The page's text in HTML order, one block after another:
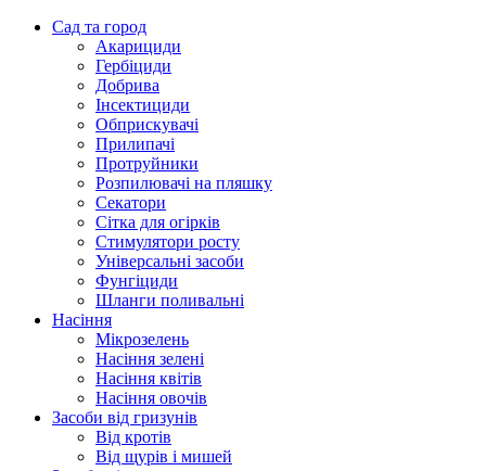
Сад та город
Акарициди
Гербіциди
Добрива
Інсектициди
Обприскувачі
Прилипачі
Протруйники
Розпилювачі на пляшку
Секатори
Сітка для огірків
Стимулятори росту
Універсальні засоби
Фунгіциди
Шланги поливальні
Насіння
Мікрозелень
Насіння зелені
Насіння квітів
Насіння овочів
Засоби від гризунів
Від кротів
Від щурів і мишей